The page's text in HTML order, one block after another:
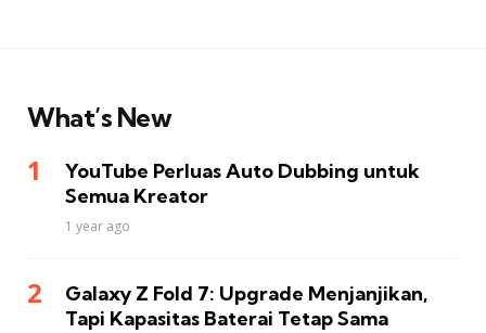
What’s New
YouTube Perluas Auto Dubbing untuk
Semua Kreator
1 year ago
Galaxy Z Fold 7: Upgrade Menjanjikan,
Tapi Kapasitas Baterai Tetap Sama